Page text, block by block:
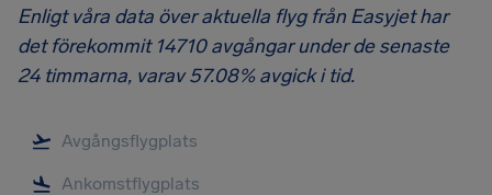
Enligt våra data över aktuella flyg från Easyjet har
det förekommit 14710 avgångar under de senaste
24 timmarna, varav 57.08% avgick i tid.